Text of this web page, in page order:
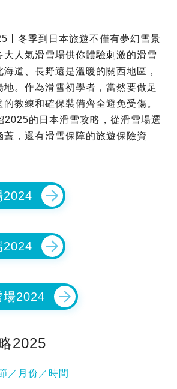
丨冬季到日本旅遊不僅有夢幻雪景
大人氣滑雪場供你體驗刺激的滑雪
道、長野還是溫暖的關西地區，
地。作為滑雪初學者，當然要做足
教練和確保裝備齊全避免受傷。
2025的日本滑雪攻略，從滑雪場選
蓋，還有滑雪保障的旅遊保險資
2024
2024
場2024
2025
／月份／時間